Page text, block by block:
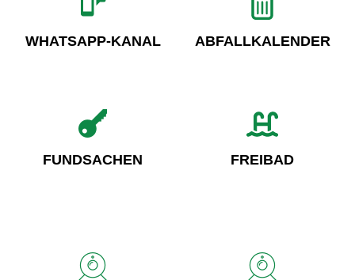
WHATSAPP-KANAL ABFALLKALENDER
FUNDSACHEN FREIBAD